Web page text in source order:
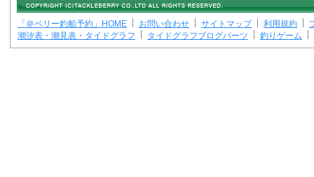
「＠ベリー釣船予約」HOME お問い合わせ サイトマップ 利用規約
潮汐表・潮見表・タイドグラフ
タイドグラフブログパーツ 釣りゲーム